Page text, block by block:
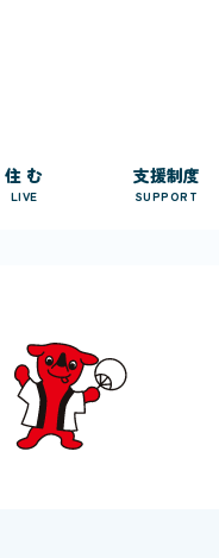
住 む
LIVE
支援制度
SUPPORT